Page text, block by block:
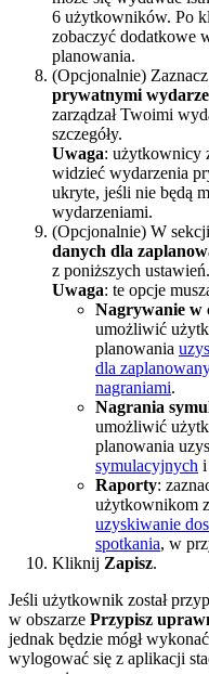
6 użytkowników. Po
zobaczyć dodatkowe
planowania.
(Opcjonalnie)
prywatnymi
zarządzał Twoimi
szczegóły.
Uwaga: użytkownicy
widzieć wydarzenia
ukryte, jeśli nie będą
wydarzeniami.
(Opcjonalnie) W sekcji
danych dla
z poniższych ustawień.
Uwaga: te opcje
Nagrywanie w
umożliwić
planowania
dla
nagraniami.
Nagrania
umożliwić
planowania
symulacyjnych i
Raporty:
użytkownikom
uzyskiwanie
spotkania, w
Kliknij Zapisz.
Jeśli użytkownik został
w obszarze Przypisz
jednak będzie mógł
wylogować się z aplikacji